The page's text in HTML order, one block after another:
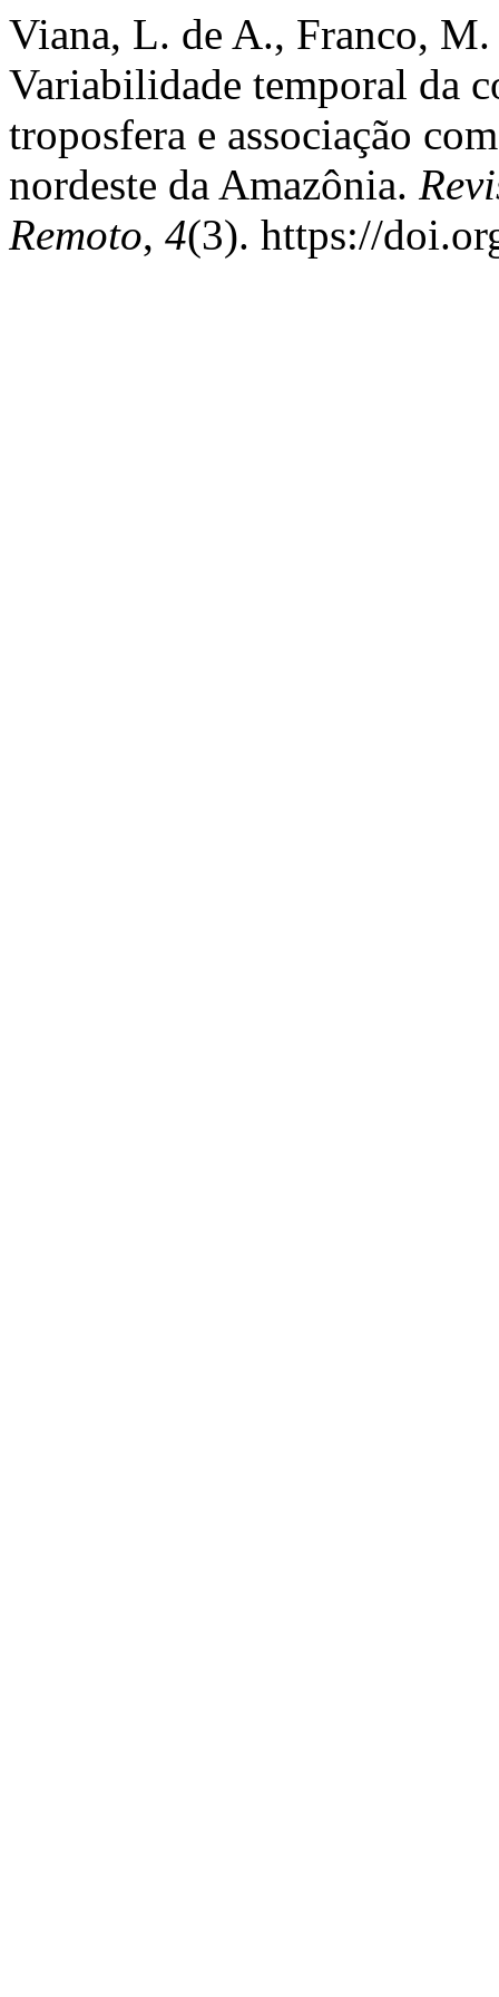
Viana, L. de A., Franco,
Variabilidade temporal da
troposfera e associação
nordeste da Amazônia.
Remoto, 4(3). https://